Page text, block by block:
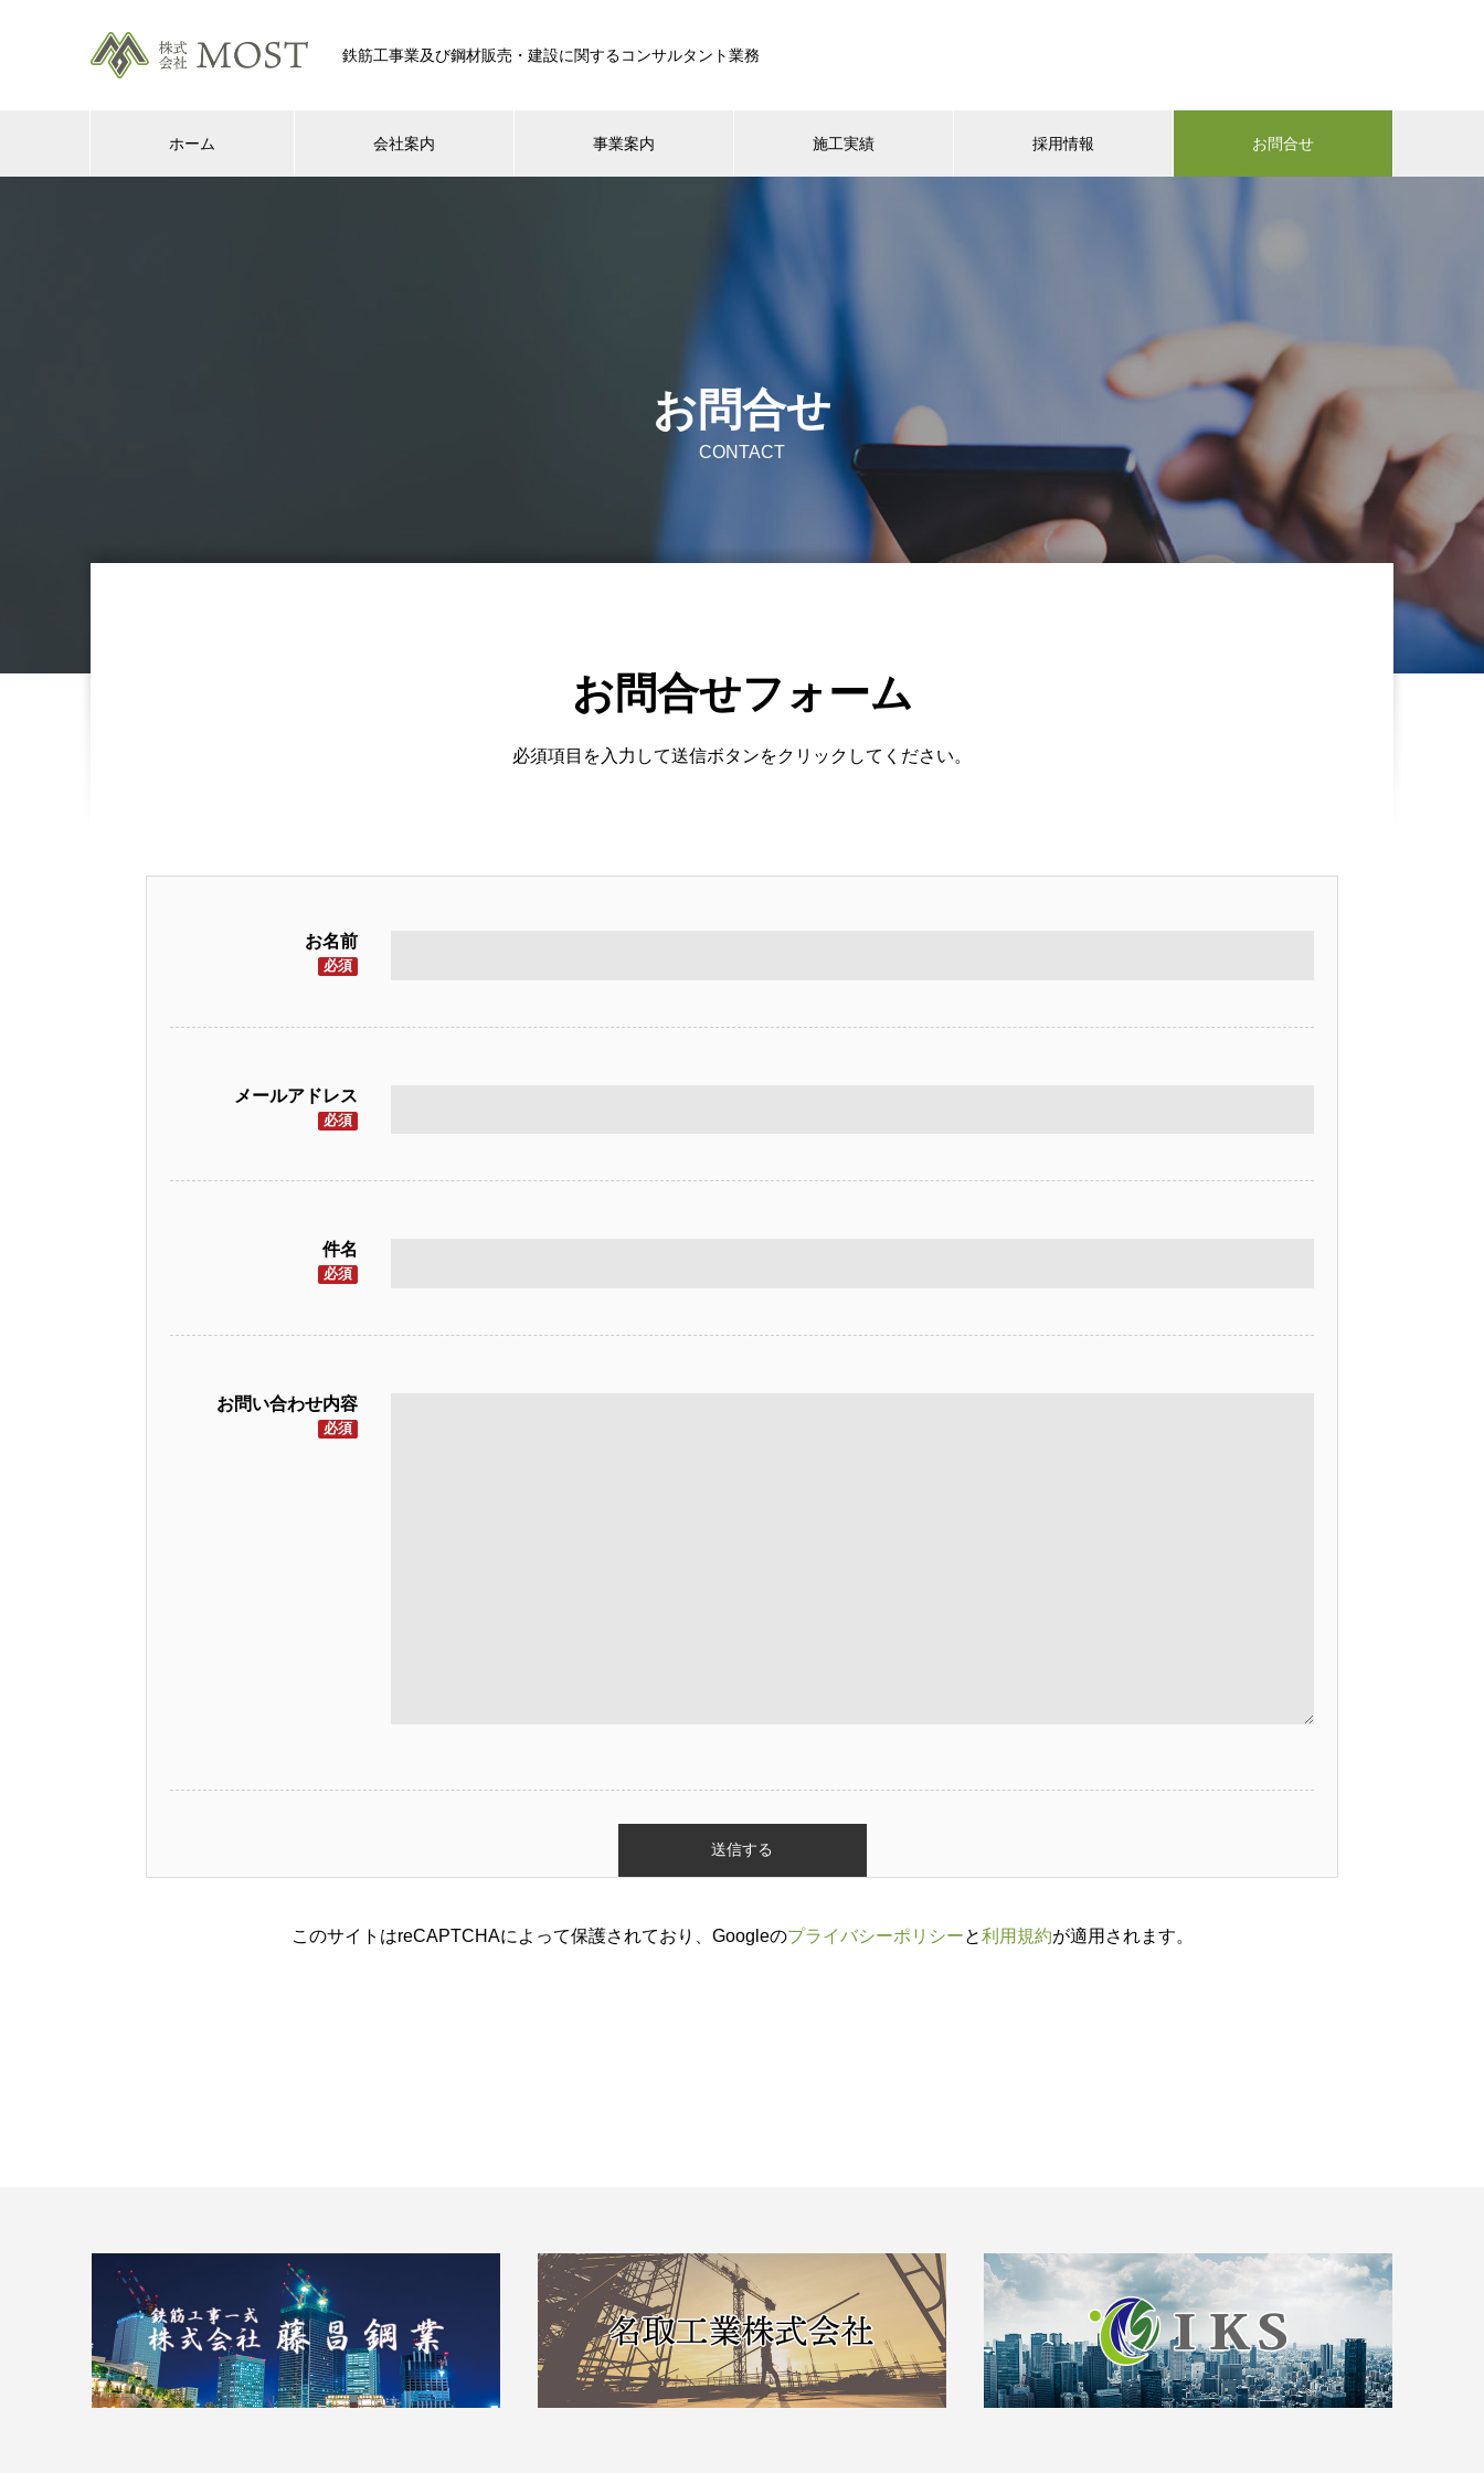
鉄筋工事業及び鋼材販売・建設に関するコンサルタント業務
ホーム 会社案内 事業案内 施工実績 採用情報 お問合せ
お問合せ
CONTACT
お問合せフォーム
必須項目を入力して送信ボタンをクリックしてください。
お名前
必須
メールアドレス
必須
件名
必須
お問い合わせ内容
必須
このサイトはreCAPTCHAによって保護されており、Googleのプライバシーポリシーと利用規約が適用されます。